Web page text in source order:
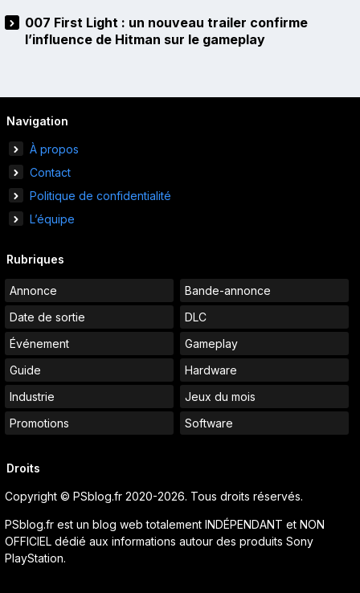
007 First Light : un nouveau trailer confirme
l’influence de Hitman sur le gameplay
Navigation
À propos
Contact
Politique de confidentialité
L’équipe
Rubriques
Annonce
Bande-annonce
Date de sortie
DLC
Événement
Gameplay
Guide
Hardware
Industrie
Jeux du mois
Promotions
Software
Droits
Copyright © PSblog.fr 2020-2026. Tous droits réservés.
PSblog.fr est un blog web totalement INDÉPENDANT et NON
OFFICIEL dédié aux informations autour des produits Sony
PlayStation.